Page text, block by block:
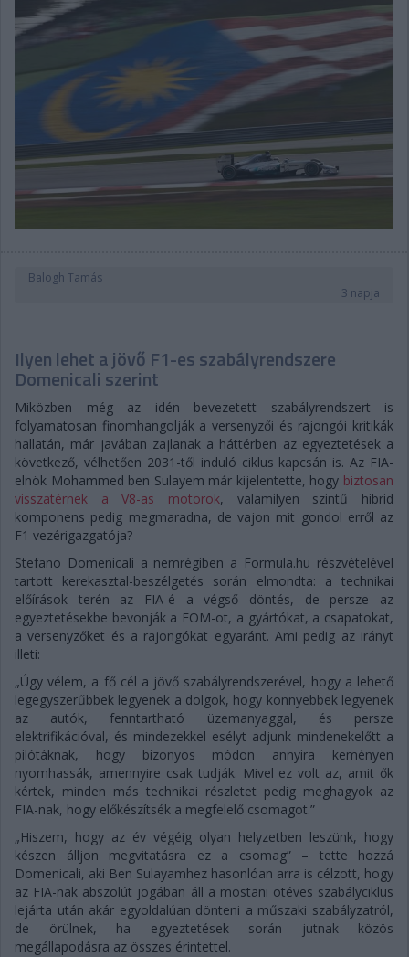
Balogh Tamás
3 napja
Ilyen lehet a jövő F1-es szabályrendszere
Domenicali szerint
Miközben még az idén bevezetett szabályrendszert is
folyamatosan finomhangolják a versenyzői és rajongói kritikák
hallatán, már javában zajlanak a háttérben az egyeztetések a
következő, vélhetően 2031-től induló ciklus kapcsán is. Az FIA-
elnök Mohammed ben Sulayem már kijelentette, hogy biztosan
visszatérnek a V8-as motorok, valamilyen szintű hibrid
komponens pedig megmaradna, de vajon mit gondol erről az
F1 vezérigazgatója?
Stefano Domenicali a nemrégiben a Formula.hu részvételével
tartott kerekasztal-beszélgetés során elmondta: a technikai
előírások terén az FIA-é a végső döntés, de persze az
egyeztetésekbe bevonják a FOM-ot, a gyártókat, a csapatokat,
a versenyzőket és a rajongókat egyaránt. Ami pedig az irányt
illeti:
„Úgy vélem, a fő cél a jövő szabályrendszerével, hogy a lehető
legegyszerűbbek legyenek a dolgok, hogy könnyebbek legyenek
az autók, fenntartható üzemanyaggal, és persze
elektrifikációval, és mindezekkel esélyt adjunk mindenekelőtt a
pilótáknak, hogy bizonyos módon annyira keményen
nyomhassák, amennyire csak tudják. Mivel ez volt az, amit ők
kértek, minden más technikai részletet pedig meghagyok az
FIA-nak, hogy előkészítsék a megfelelő csomagot.”
„Hiszem, hogy az év végéig olyan helyzetben leszünk, hogy
készen álljon megvitatásra ez a csomag” – tette hozzá
Domenicali, aki Ben Sulayamhez hasonlóan arra is célzott, hogy
az FIA-nak abszolút jogában áll a mostani ötéves szabályciklus
lejárta után akár egyoldalúan dönteni a műszaki szabályzatról,
de örülnek, ha egyeztetések során jutnak közös
megállapodásra az összes érintettel.